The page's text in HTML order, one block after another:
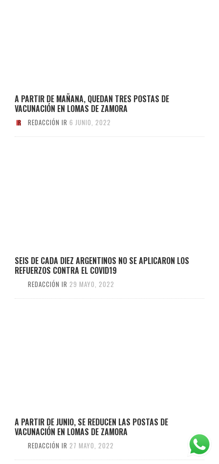
A PARTIR DE MAÑANA, QUEDAN TRES POSTAS DE
VACUNACIÓN EN LOMAS DE ZAMORA
REDACCIÓN IR 6 JUNIO, 2022
SEIS DE CADA DIEZ ARGENTINOS NO SE APLICARON LOS
REFUERZOS CONTRA EL COVID19
REDACCIÓN IR 29 MAYO, 2022
A PARTIR DE JUNIO, SE REDUCEN LAS POSTAS DE
VACUNACIÓN EN LOMAS DE ZAMORA
REDACCIÓN IR 27 MAYO, 2022